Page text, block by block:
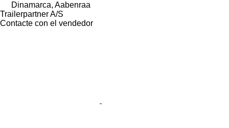
Dinamarca, Aabenraa
Trailerpartner A/S
Contacte con el vendedor